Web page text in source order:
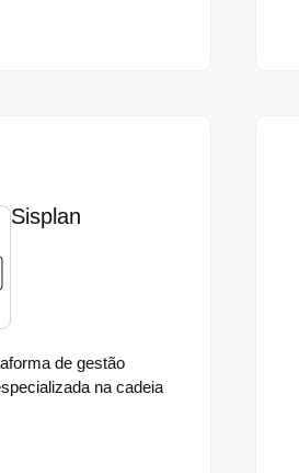
Sisplan
de gestão
na cadeia